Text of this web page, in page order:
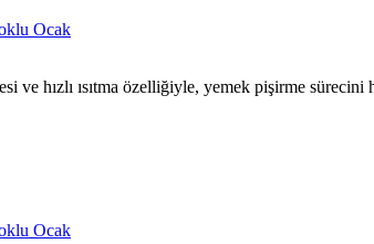
Ocak
ve hızlı ısıtma özelliğiyle, yemek pişirme
Ocak